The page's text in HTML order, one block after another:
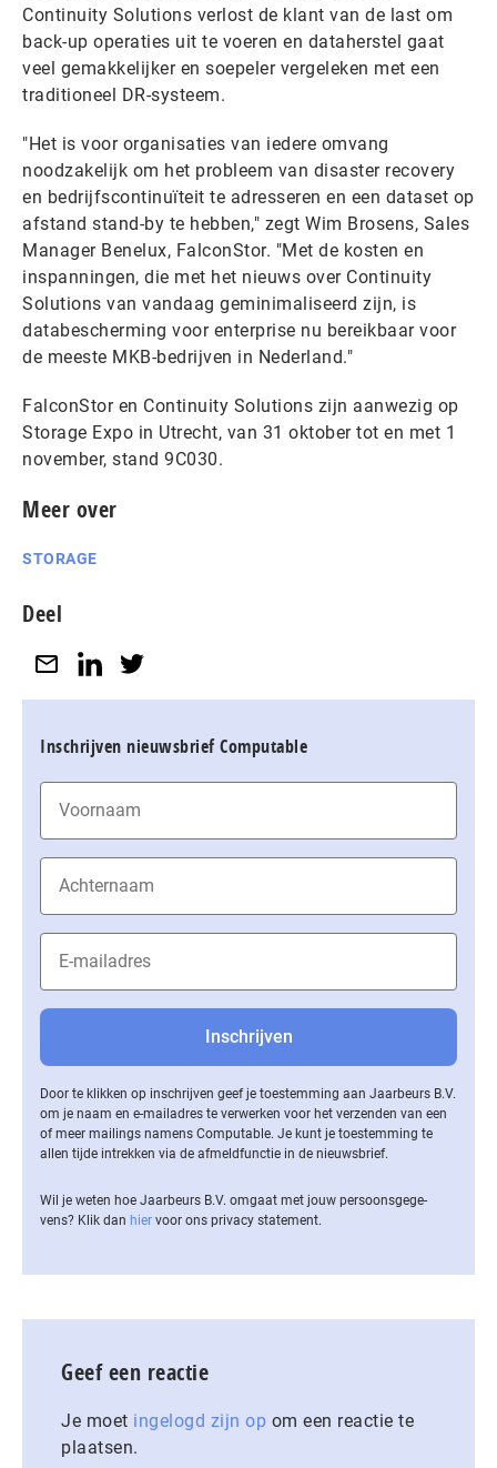
Continuity Solutions verlost de klant van de last om
back-up operaties uit te voeren en dataherstel gaat
veel gemakkelijker en soepeler vergeleken met een
traditioneel DR-systeem.
"Het is voor organisaties van iedere omvang
noodzakelijk om het probleem van disaster recovery
en bedrijfscontinuïteit te adresseren en een dataset op
afstand stand-by te hebben," zegt Wim Brosens, Sales
Manager Benelux, FalconStor. "Met de kosten en
inspanningen, die met het nieuws over Continuity
Solutions van vandaag geminimaliseerd zijn, is
databescherming voor enterprise nu bereikbaar voor
de meeste MKB-bedrijven in Nederland."
FalconStor en Continuity Solutions zijn aanwezig op
Storage Expo in Utrecht, van 31 oktober tot en met 1
november, stand 9C030.
Meer over
STORAGE
Deel
Inschrijven nieuwsbrief Computable
Door te klikken op inschrijven geef je toestemming aan Jaarbeurs B.V.
om je naam en e-mailadres te verwerken voor het verzenden van een
of meer mailings namens Computable. Je kunt je toestemming te
allen tijde intrekken via de af­meld­func­tie in de nieuwsbrief.
Wil je weten hoe Jaarbeurs B.V. omgaat met jouw per­soons­ge­ge­
vens? Klik dan hier voor ons privacy statement.
Geef een reactie
Je moet ingelogd zijn op om een reactie te
plaatsen.